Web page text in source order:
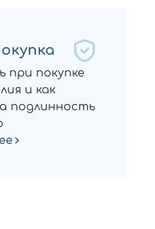
при покупке
и как
подлинность